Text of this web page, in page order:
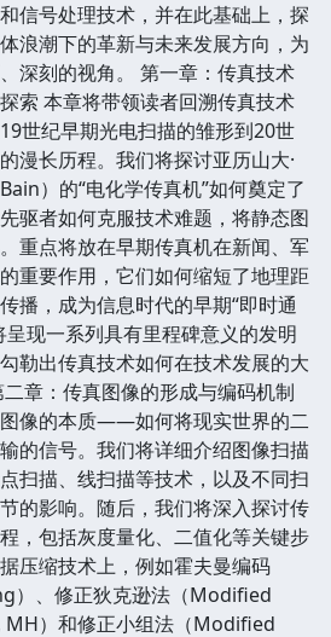
信号处理技术，并在此基础上，探
浪潮下的革新与未来发展方向，为
深刻的视角。 第一章：传真技术
索 本章将带领读者回溯传真技术
世纪早期光电扫描的雏形到20世
漫长历程。我们将探讨亚历山大·
）的“电化学传真机”如何奠定了
驱者如何克服技术难题，将静态图
重点将放在早期传真机在新闻、军
重要作用，它们如何缩短了地理距
播，成为信息时代的早期“即时通
呈现一系列具有里程碑意义的发明
勒出传真技术如何在技术发展的大
章：传真图像的形成与编码机制
像的本质——如何将现实世界的二
的信号。我们将详细介绍图像扫描
扫描、线扫描等技术，以及不同扫
的影响。随后，我们将深入探讨传
，包括灰度量化、二值化等关键步
压缩技术上，例如霍夫曼编码
）、修正狄克逊法（Modified
）和修正小组法（Modified